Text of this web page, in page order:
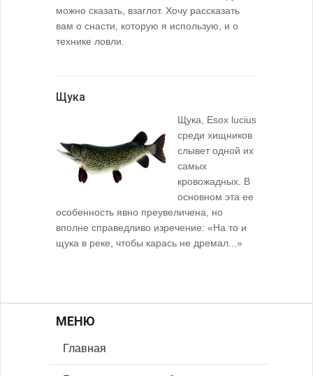
можно сказать, взаглот. Хочу рассказать
вам о снасти, которую я использую, и о
технике ловли.
Щука
Щука, Esox lucius
среди хищников
слывет одной их
самых
кровожадных. В
основном эта ее
особенность явно преувеличена, но
вполне справедливо изречение: «На то и
щука в реке, чтобы карась не дремал...»
МЕНЮ
Главная